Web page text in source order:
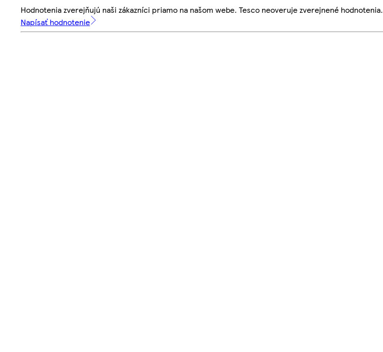
Hodnotenia zverejňujú naši zákazníci priamo na našom webe. Tesco neoveruje zverejnené hodnotenia.
Napísať hodnotenie